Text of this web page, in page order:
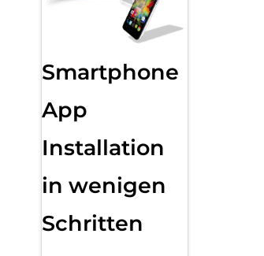
Smartphone
App
Installation
in wenigen
Schritten